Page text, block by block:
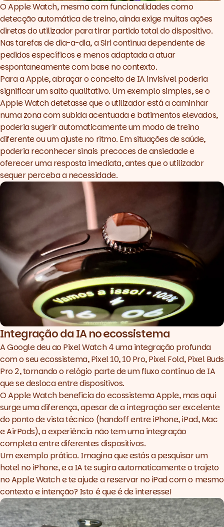
O Apple Watch, mesmo com funcionalidades como
detecção automática de treino, ainda exige muitas ações
diretas do utilizador para tirar partido total do dispositivo.
Nas tarefas de dia-a-dia, a Siri continua dependente de
pedidos específicos e menos adaptada a atuar
espontaneamente com base no contexto.
Para a Apple, abraçar o conceito de IA invisível poderia
significar um salto qualitativo. Um exemplo simples, se o
Apple Watch detetasse que o utilizador está a caminhar
numa zona com subida acentuada e batimentos elevados,
poderia sugerir automaticamente um modo de treino
diferente ou um ajuste no ritmo. Em situações de saúde,
poderia reconhecer sinais precoces de ansiedade e
oferecer uma resposta imediata, antes que o utilizador
sequer perceba a necessidade.
Integração da IA no ecossistema
A Google deu ao Pixel Watch 4 uma integração profunda
com o seu ecossistema, Pixel 10, 10 Pro, Pixel Fold, Pixel Buds
Pro 2, tornando o relógio parte de um fluxo contínuo de IA
que se desloca entre dispositivos.
O Apple Watch beneficia do ecossistema Apple, mas aqui
surge uma diferença, apesar de a integração ser excelente
do ponto de vista técnico (handoffentre iPhone, iPad, Mac
e AirPods), a experiência não tem uma integração
completa entre diferentes dispositivos.
Um exemplo prático. Imagina que estás a pesquisar um
hotel no iPhone, e a IA te sugira automaticamente o trajeto
no Apple Watch e te ajude a reservar no iPad com o mesmo
contexto e intenção? Isto é que é de interesse!